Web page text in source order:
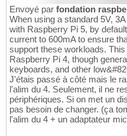
Envoyé par fondation
When using a standard 5V,
with Raspberry Pi 5, by
current to 600mA to ensure
support these workloads.
Raspberry Pi 4, though
keyboards, and other
J'étais passé à côté mais le
l'alim du 4. Seulement, il ne
périphériques. Si on met un
pas besoin de changer. (ça
l'alim du 4 + un adaptateur